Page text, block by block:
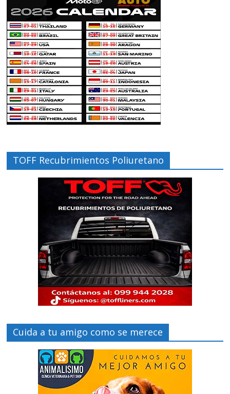
TOFF Recubrimientos Poliuretano
Cuida a tu amigo como se merece